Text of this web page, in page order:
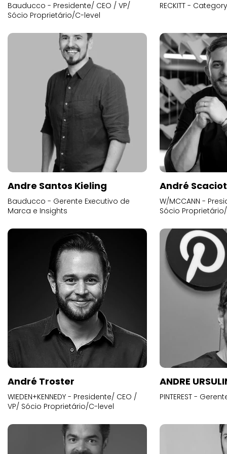
Bauducco - Presidente/ CEO / VP/
Sócio Proprietário/C-level
RECKITT -
Andre Santos Kieling
Bauducco - Gerente Executivo de
Marca e Insights
André
W/MCCANN -
Sócio
André Troster
WIEDEN+KENNEDY - Presidente/ CEO /
VP/ Sócio Proprietário/C-level
ANDRE
PINTEREST -